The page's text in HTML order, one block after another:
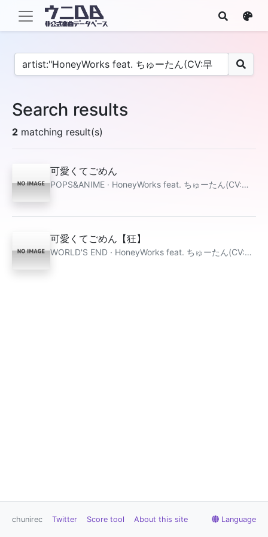
Search results
2 matching result(s)
可愛くてごめん
POPS&ANIME · HoneyWorks feat. ちゅーたん(CV:早見沙織)
可愛くてごめん【狂】
WORLD'S END · HoneyWorks feat. ちゅーたん(CV:早見沙織)
chunirec Twitter Score tool About this site Language